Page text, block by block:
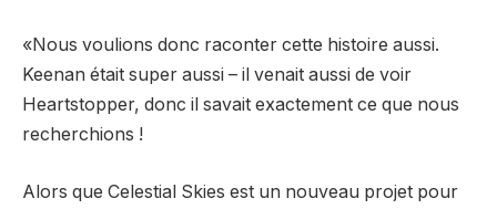
«Nous voulions donc raconter cette histoire aussi.
Keenan était super aussi – il venait aussi de voir
Heartstopper, donc il savait exactement ce que nous
recherchions !
Alors que Celestial Skies est un nouveau projet pour